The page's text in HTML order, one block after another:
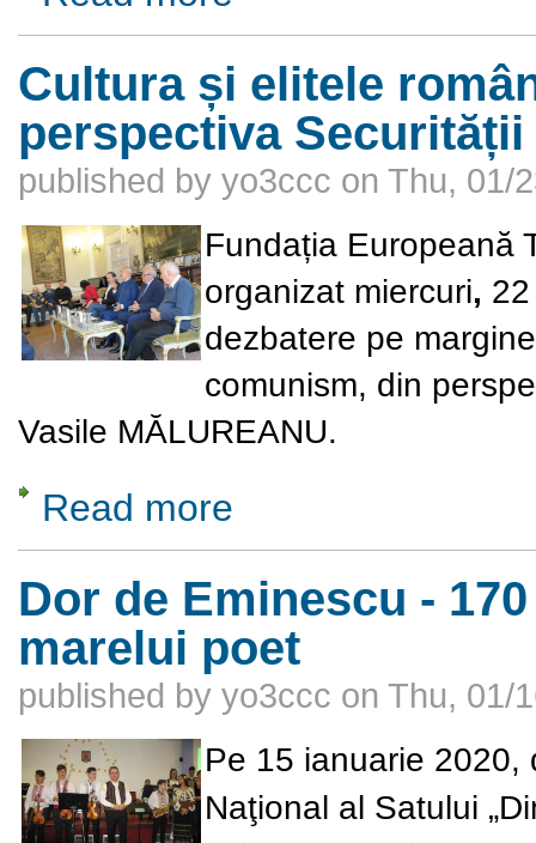
Cultura și elitele
perspectiva Securității
published by yo3ccc on Thu, 01/
Fundația Europeană
organizat miercuri,
dezbatere pe
comunism, din
Vasile MĂLUREANU.
Read more
Dor de Eminescu -
marelui poet
published by yo3ccc on Thu, 01/
Pe 15 ianuarie
Naţional al Satului